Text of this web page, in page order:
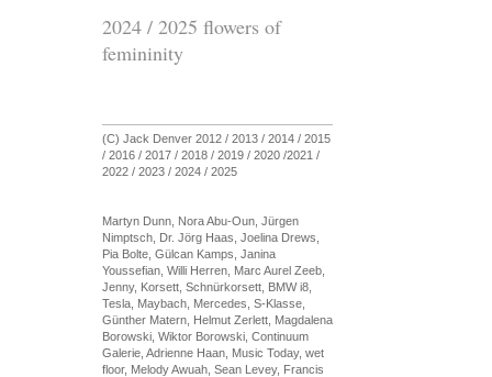
2024 / 2025 flowers of
femininity
(C) Jack Denver 2012 / 2013 / 2014 / 2015
/ 2016 / 2017 / 2018 / 2019 / 2020 /2021 /
2022 / 2023 / 2024 / 2025
Martyn Dunn, Nora Abu-Oun, Jürgen
Nimptsch, Dr. Jörg Haas, Joelina Drews,
Pia Bolte, Gülcan Kamps, Janina
Youssefian, Willi Herren, Marc Aurel Zeeb,
Jenny, Korsett, Schnürkorsett, BMW i8,
Tesla, Maybach, Mercedes, S-Klasse,
Günther Matern, Helmut Zerlett, Magdalena
Borowski, Wiktor Borowski, Continuum
Galerie, Adrienne Haan, Music Today, wet
floor, Melody Awuah, Sean Levey, Francis